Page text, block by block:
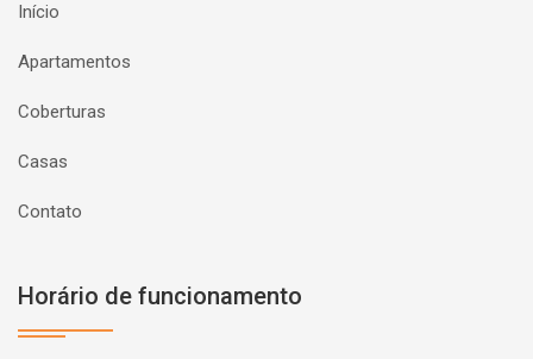
Início
Apartamentos
Coberturas
Casas
Contato
Horário de funcionamento